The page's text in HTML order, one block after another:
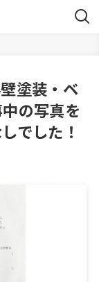
塗装・ベ
の写真を
でした！